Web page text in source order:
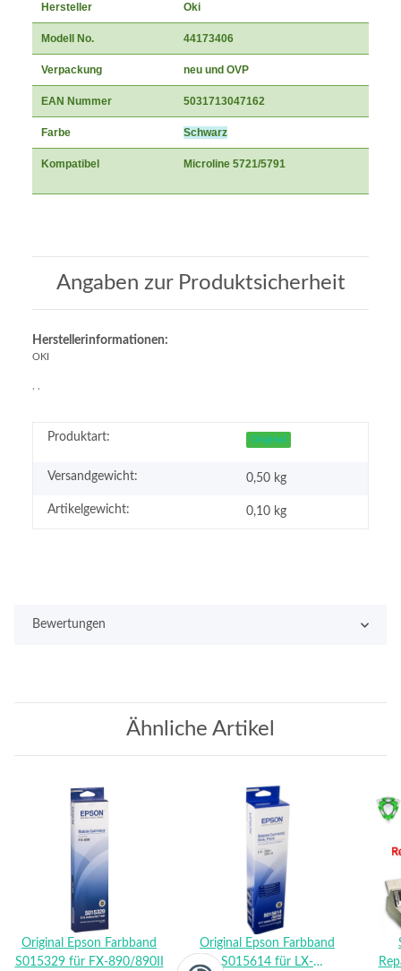
Hersteller Oki
Modell No. 44173406
Verpackung neu und OVP
EAN Nummer 5031713047162
Farbe Schwarz
Kompatibel Microline 5721/5791
Angaben zur Produktsicherheit
Herstellerinformationen:
OKI
Produktart: Original
Versandgewicht: 0,50 kg
Artikelgewicht: 0,10 kg
Bewertungen
Ähnliche Artikel
Original Epson Farbband
S015329 für FX-890/890II
Original Epson Farbband
S015614 für LX-